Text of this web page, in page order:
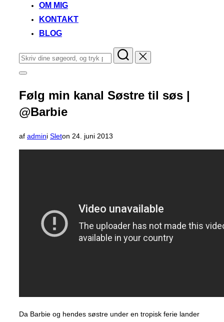
OM MIG
KONTAKT
BLOG
Søg
efter:
Slå
i
sidekolonne
til/fra
Følg min kanal Søstre til søs |
@Barbie
af admini Sleton Udgivet
d.
24. juni 2013
Da Barbie og hendes søstre under en tropisk ferie lander